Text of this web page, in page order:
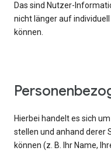
Das sind Nutzer-
nicht länger auf
können.
Hierbei handelt es sich
stellen und anhand derer
können (z. B. Ihr Name,